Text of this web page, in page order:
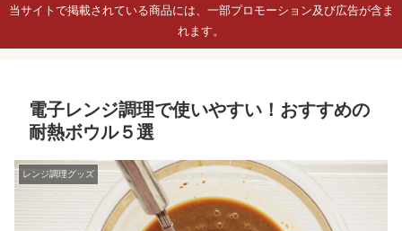
当サイトで掲載されている商品には、一部プロモーション及び広告が含ま
れます。
電子レンジ調理で使いやすい！おすすめの
耐熱ボウル５選
レンジ調理グッズ